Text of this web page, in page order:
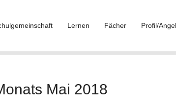
Lernen Fächer Profil/
Mai 2018